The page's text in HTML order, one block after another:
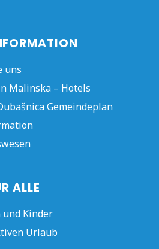
uns
Malinska – Hotels
Gemeindeplan
ALLE
und Kinder
Urlaub